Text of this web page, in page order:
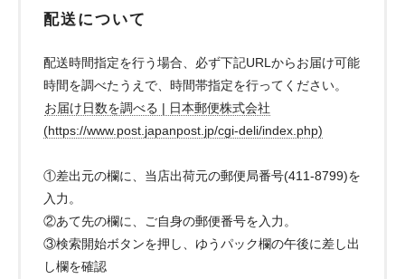
配送について
配送時間指定を行う場合、必ず下記URLからお届け可能
時間を調べたうえで、時間帯指定を行ってください。
お届け日数を調べる | 日本郵便株式会社
(https://www.post.japanpost.jp/cgi-deli/index.php)
①差出元の欄に、当店出荷元の郵便局番号(411-8799)を
入力。
②あて先の欄に、ご自身の郵便番号を入力。
③検索開始ボタンを押し、ゆうパック欄の午後に差し出
し欄を確認